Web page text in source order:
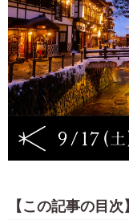
【この記事の目次】